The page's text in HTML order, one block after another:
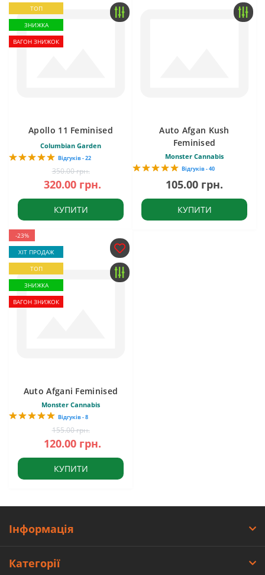
ТОП
ЗНИЖКА
ВАГОН ЗНИЖОК
Apollo 11 Feminised
Columbian Garden
Відгуків - 22
350.00 грн.
320.00 грн.
КУПИТИ
Auto Afgan Kush
Feminised
Monster Cannabis
Відгуків - 40
105.00 грн.
КУПИТИ
-23%
ХІТ ПРОДАЖ
ТОП
ЗНИЖКА
ВАГОН ЗНИЖОК
Auto Afgani Feminised
Monster Cannabis
Відгуків - 8
155.00 грн.
120.00 грн.
КУПИТИ
Інформація
Категорії